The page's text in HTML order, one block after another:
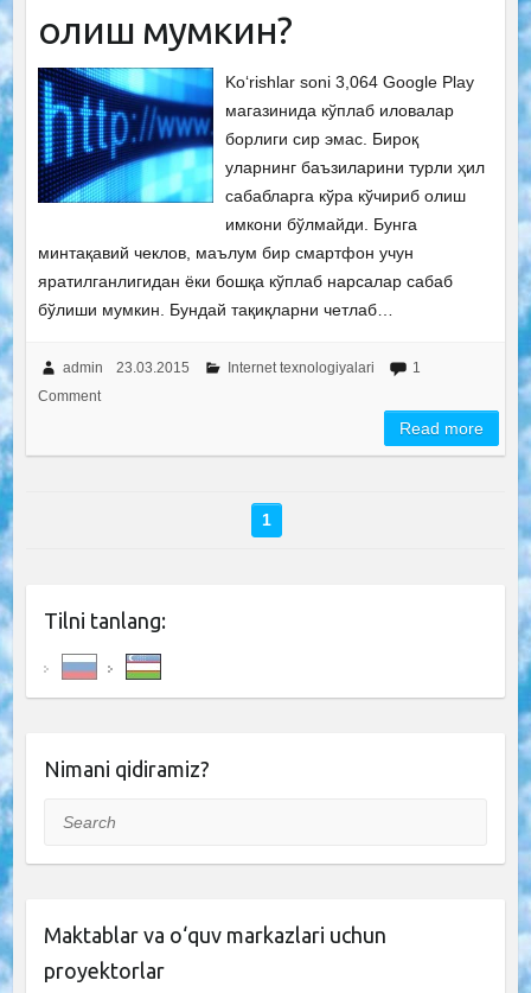
олиш мумкин?
Ko‘rishlar soni 3,064 Google Play
магазинида кўплаб иловалар
борлиги сир эмас. Бироқ
уларнинг баъзиларини турли ҳил
сабабларга кўра кўчириб олиш
имкони бўлмайди. Бунга
минтақавий чеклов, маълум бир смартфон учун
яратилганлигидан ёки бошқа кўплаб нарсалар сабаб
бўлиши мумкин. Бундай тақиқларни четлаб…
admin 23.03.2015 Internet texnologiyalari
1
Comment
Read more
1
Tilni tanlang:
Nimani qidiramiz?
Search
Maktablar va o‘quv markazlari uchun
proyektorlar